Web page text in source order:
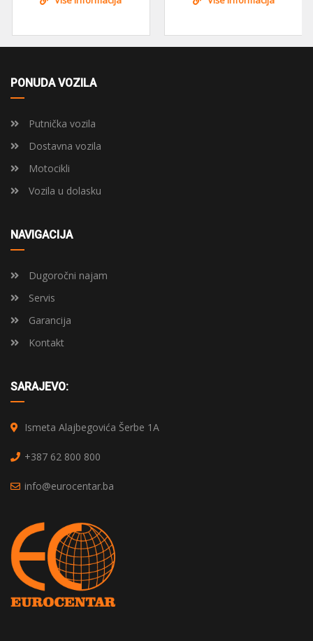
PONUDA VOZILA
Putnička vozila
Dostavna vozila
Motocikli
Vozila u dolasku
NAVIGACIJA
Dugoročni najam
Servis
Garancija
Kontakt
SARAJEVO:
Ismeta Alajbegovića Šerbe 1A
+387 62 800 800
info@eurocentar.ba